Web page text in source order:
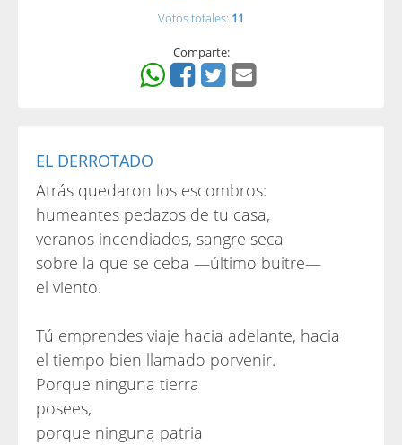
Votos totales: 11
Comparte:
EL DERROTADO
Atrás quedaron los escombros:
humeantes pedazos de tu casa,
veranos incendiados, sangre seca
sobre la que se ceba —último buitre—
el viento.
Tú emprendes viaje hacia adelante, hacia
el tiempo bien llamado porvenir.
Porque ninguna tierra
posees,
porque ninguna patria